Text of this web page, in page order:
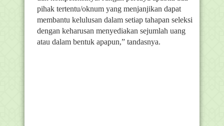
pihak tertentu/oknum yang menjanjikan dapat
membantu kelulusan dalam setiap tahapan seleksi
dengan keharusan menyediakan sejumlah uang
atau dalam bentuk apapun,” tandasnya.